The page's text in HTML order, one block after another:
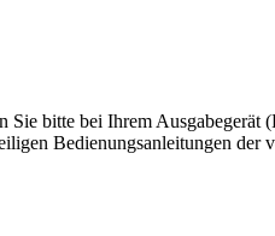
bitte bei Ihrem Ausgabegerät
Bedienungsanleitungen der